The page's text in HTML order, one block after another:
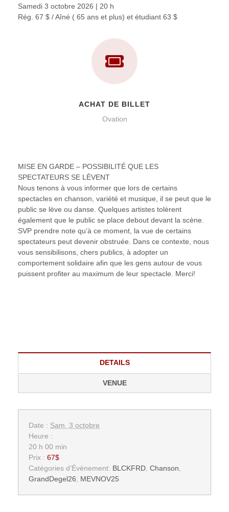
Samedi 3 octobre 2026 | 20 h
Rég. 67 $ / Aîné ( 65 ans et plus) et étudiant 63 $
ACHAT DE BILLET
Ovation
MISE EN GARDE – POSSIBILITÉ QUE LES
SPECTATEURS SE LÈVENT
Nous tenons à vous informer que lors de certains
spectacles en chanson, variété et musique, il se peut que le
public se lève ou danse. Quelques artistes tolèrent
également que le public se place debout devant la scène.
SVP prendre note qu’à ce moment, la vue de certains
spectateurs peut devenir obstruée. Dans ce contexte, nous
vous sensibilisons, chers publics, à adopter un
comportement solidaire afin que les gens autour de vous
puissent profiter au maximum de leur spectacle. Merci!
DETAILS
VENUE
Date : Sam, 3 octobre
Heure :
20 h 00 min
Prix : 67$
Catégories d’Évènement: BLCKFRD Chanson
GrandDegel26
MEVNOV25